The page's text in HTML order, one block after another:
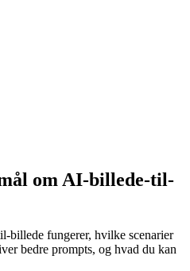
om AI-billede-til-
billede fungerer, hvilke scenarier
bedre prompts, og hvad du kan